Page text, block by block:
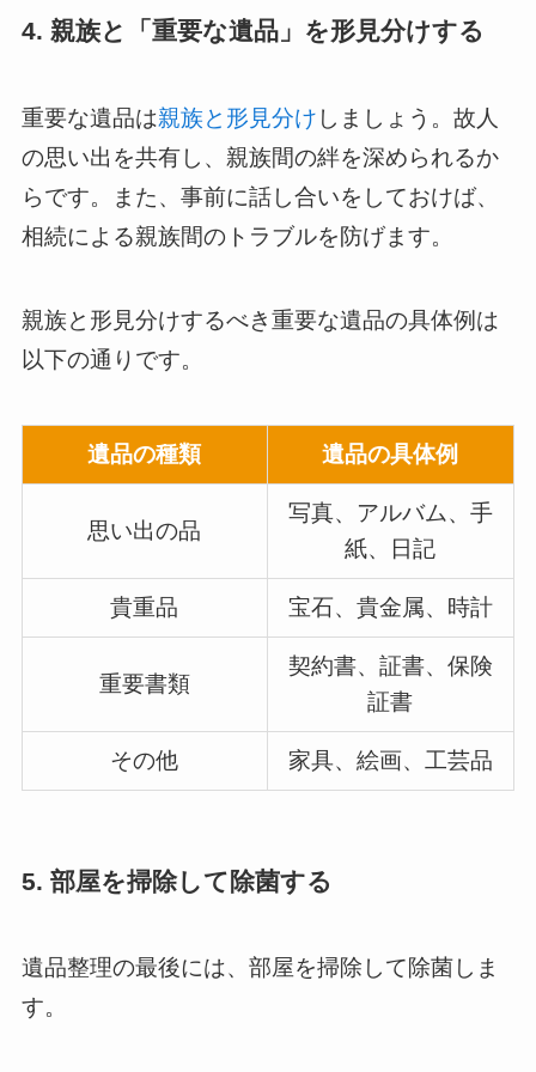
4. 親族と「重要な遺品」を形見分けする
重要な遺品は親族と形見分け しましょう。故人
の思い出を共有し、親族間の絆を深められるか
らです。また、事前に話し合いをしておけば、
相続による親族間のトラブルを防げます。
親族と形見分けするべき重要な遺品の具体例は
以下の通りです。
遺品の種類 遺品の具体例
思い出の品
写真、アルバム、手
紙、日記
貴重品 宝石、貴金属、時計
重要書類
契約書、証書、保険
証書
その他 家具、絵画、工芸品
5. 部屋を掃除して除菌する
遺品整理の最後には、部屋を掃除して除菌しま
す。